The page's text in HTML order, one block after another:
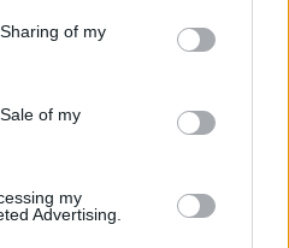
behaviour. You may click to
and its third-party tags to
purposes in below Google
of my
of my
my
Advertising.
2018.
az idei, évenkénti egyszeri
Aki valamilyen oknál